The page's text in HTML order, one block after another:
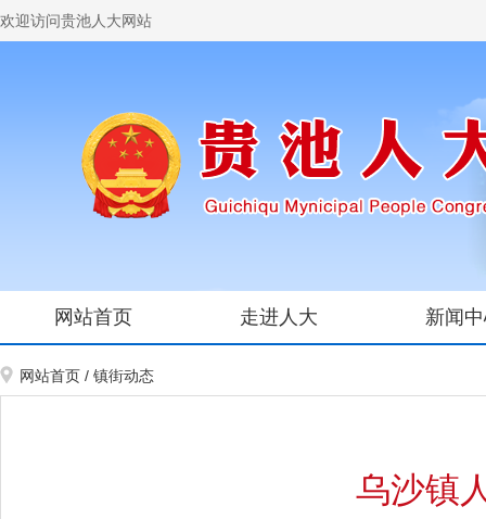
欢迎访问贵池人大网站
网站首页 走进人大 新闻
网站首页 / 镇街动态
乌沙镇